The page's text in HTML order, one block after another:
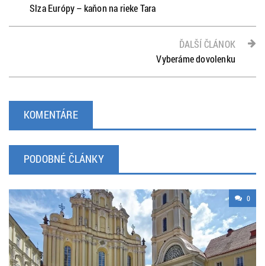
Slza Európy – kaňon na rieke Tara
ĎALŠÍ ČLÁNOK
Vyberáme dovolenku
KOMENTÁRE
PODOBNÉ ČLÁNKY
0